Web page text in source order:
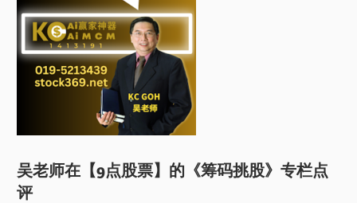
吴老师在【9点股票】的《筹码挑股》专栏点
评